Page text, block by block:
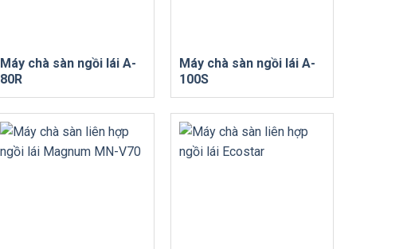
Máy chà sàn ngồi lái A-
80R
Máy chà sàn ngồi lái A-
100S